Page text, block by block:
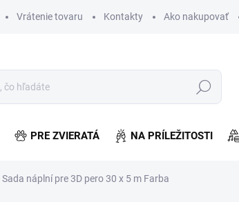
Vrátenie tovaru Kontakty Ako nakupovať
Hľadať
PRE ZVIERATÁ NA PRÍLEŽITOSTI
Sada náplní pre 3D pero 30 x 5 m Farba